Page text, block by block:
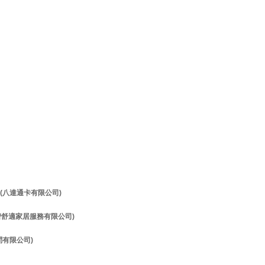
達通卡有限公司)
適家居服務有限公司)
有限公司)